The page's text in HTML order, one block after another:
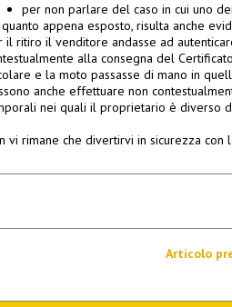
per non parlare del caso in cui uno
quanto appena esposto, risulta anche
il ritiro il venditore andasse ad
alla consegna del
e la moto passasse di mano in
anche effettuare non
nei quali il proprietario è diverso
vi rimane che divertirvi in sicurezza con
Articolo